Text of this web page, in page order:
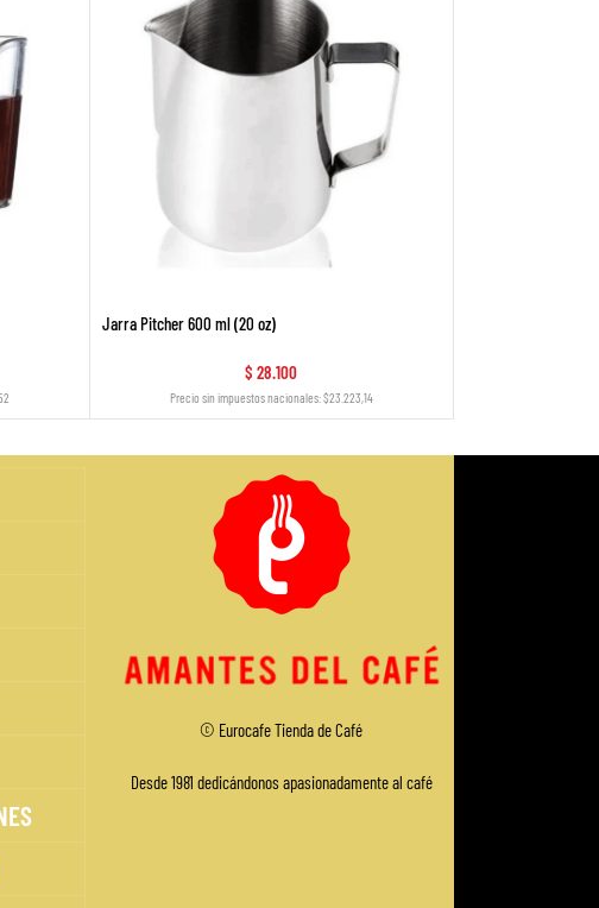
Jarra Pitcher 600 ml (20 oz)
$ 28.100
Precio sin impuestos nacionales: $23.223,14
© EurocafeTienda de Café
Desde 1981 dedicándonos apasionadamente al café